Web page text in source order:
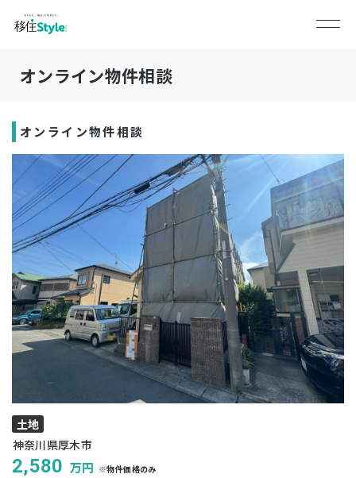
オンライン物件相談
オンライン物件相談
土地
神奈川県厚木市
2,580 万円 ※物件価格のみ